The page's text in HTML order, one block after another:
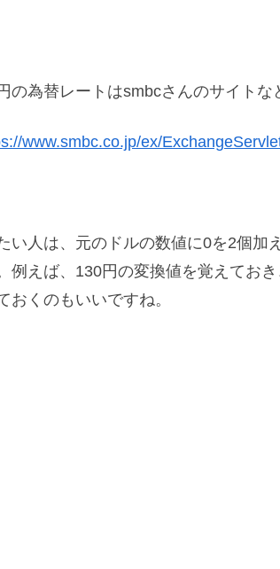
の為替レートはsmbcさんのサイトな
www.smbc.co.jp/ex/
い人は、元のドルの数値に0を2個加
例えば、130円の変換値を覚えてお
おくのもいいですね。